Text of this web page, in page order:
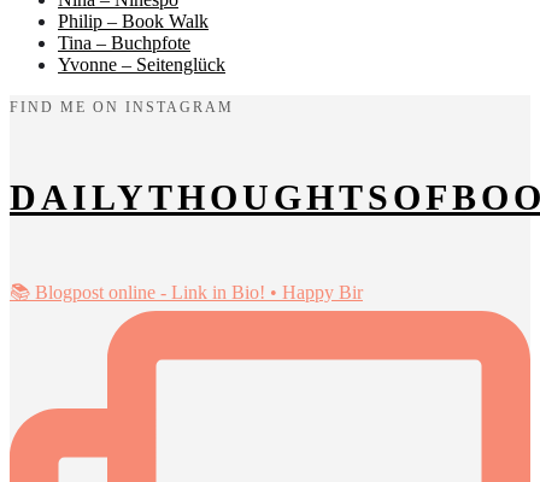
Philip – Book Walk
Tina – Buchpfote
Yvonne – Seitenglück
FIND ME ON INSTAGRAM
📚 Blogpost online - Link in Bio! • Happy Bir